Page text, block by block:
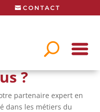
CONTACT
?
partenaire expert en
dans les métiers du